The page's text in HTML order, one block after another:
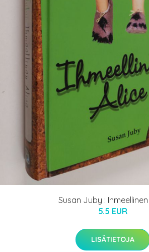
Susan Juby :
5.5 EUR
LISÄTIETOJA